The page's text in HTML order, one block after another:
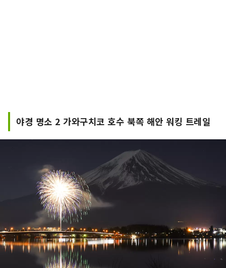
야경 명소 2 가와구치코 호수 북쪽 해안 워킹 트레일